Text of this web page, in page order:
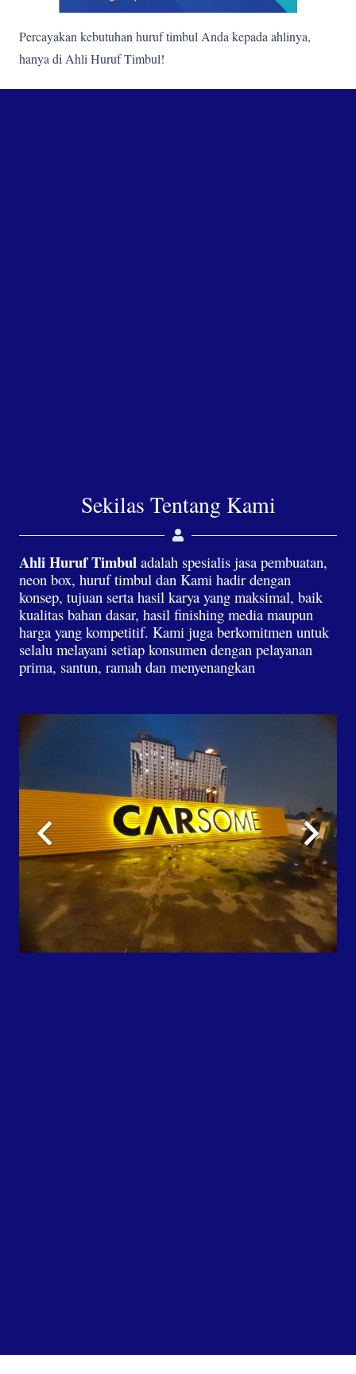
Percayakan kebutuhan huruf timbul Anda kepada ahlinya,
hanya di Ahli Huruf Timbul!
Sekilas Tentang Kami
Ahli Huruf Timbul adalah spesialis jasa pembuatan,
neon box, huruf timbul dan Kami hadir dengan
konsep, tujuan serta hasil karya yang maksimal, baik
kualitas bahan dasar, hasil finishing media maupun
harga yang kompetitif. Kami juga berkomitmen untuk
selalu melayani setiap konsumen dengan pelayanan
prima, santun, ramah dan menyenangkan